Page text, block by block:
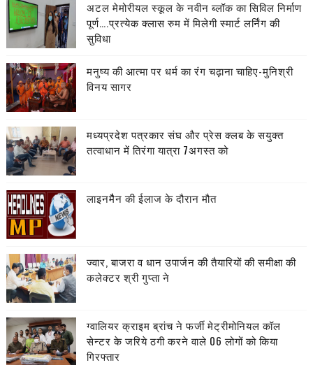
अटल मेमोरीयल स्कूल के नवीन ब्लॉक का सिविल निर्माण
पूर्ण….प्रत्येक क्लास रुम में मिलेगी स्मार्ट लर्निंग की
सुविधा
मनुष्य की आत्मा पर धर्म का रंग चढ़ाना चाहिए-मुनिश्री
विनय सागर
मध्यप्रदेश पत्रकार संघ और प्रेस क्लब के सयुक्त
तत्वाधान में तिरंगा यात्रा 7अगस्त को
लाइनमैैन की ईलाज के दौरान मौत
ज्वार, बाजरा व धान उपार्जन की तैयारियों की समीक्षा की
कलेक्टर श्री गुप्ता ने
ग्वालियर क्राइम ब्रांच ने फर्जी मेट्रीमोनियल कॉल
सेन्टर के जरिये ठगी करने वाले 06 लोगों को किया
गिरफ्तार